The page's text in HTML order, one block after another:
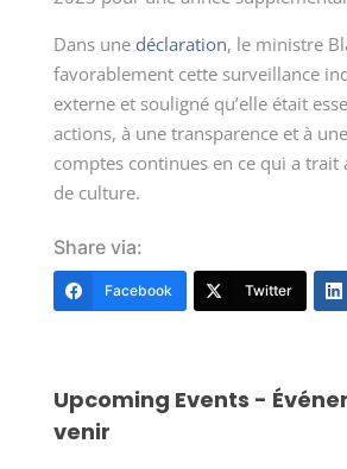
Dans une déclaration, le ministre
favorablement cette surveillance
externe et souligné qu’elle était
actions, à une transparence et à
comptes continues en ce qui a trait
de culture.
Share via:
Facebook Twitter
Upcoming Events -
venir